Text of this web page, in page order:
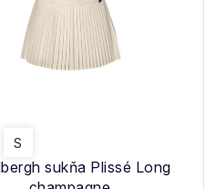
sukňa Plissé Long
S